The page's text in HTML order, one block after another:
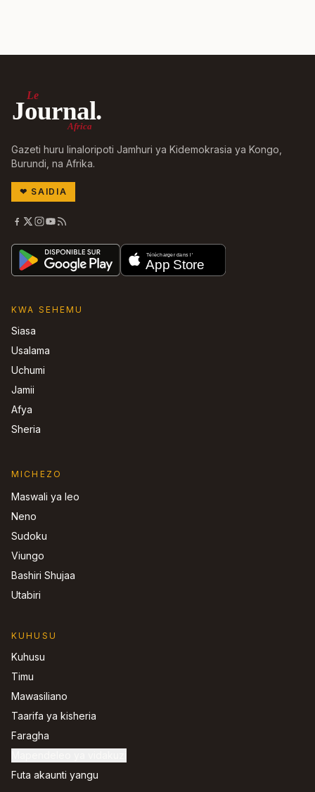
Le
Journal.
Africa
Gazeti huru linaloripoti Jamhuri ya Kidemokrasia ya Kongo,
Burundi, na Afrika.
❤ SAIDIA
KWA SEHEMU
Siasa
Usalama
Uchumi
Jamii
Afya
Sheria
MICHEZO
Maswali ya leo
Neno
Sudoku
Viungo
Bashiri Shujaa
Utabiri
KUHUSU
Kuhusu
Timu
Mawasiliano
Taarifa ya kisheria
Faragha
Futa akaunti yangu